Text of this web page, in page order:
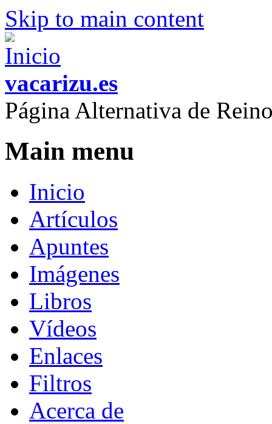
Skip to main content
vacarizu.es
Página Alternativa de
Main menu
Inicio
Artículos
Apuntes
Imágenes
Libros
Vídeos
Enlaces
Filtros
Acerca de